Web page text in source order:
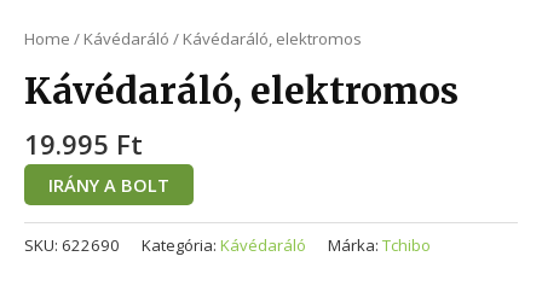
Home / Kávédaráló / Kávédaráló, elektromos
Kávédaráló, elektromos
19.995 Ft
IRÁNY A BOLT
SKU: 622690 Kategória: Kávédaráló Márka: Tchibo